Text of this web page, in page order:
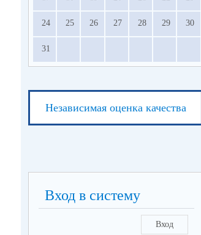
24 25 26 27 28 29 30
31
Независимая оценка качества
Вход в систему
Вход